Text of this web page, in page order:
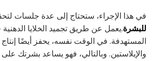
في هذا الإجراء، ستحتاج إلى عدة جلسات
للبشرة.يعمل عن طريق تجميد الخلايا
المستهدفة. في الوقت نفسه، يحفز أيضًا إنتاج
والإيلاستين. وبالتالي، فهو يساعد بشرتك